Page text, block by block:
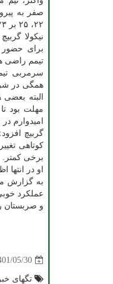
۲۲، ۲۵ بر ۲۳ و ۲۵ بر ۲۲ به سود تیم ملی والیبال لهستان به پایان رسید.
نیکولا
برای حضور
تیمم راضی
سرمربی
همگی در
البته
مهلت بود
امیدوارم
گربیچ
کوتاهی
برخی کمتر.
او در
به گزارش
و صربستان را با
05/30
تگهای